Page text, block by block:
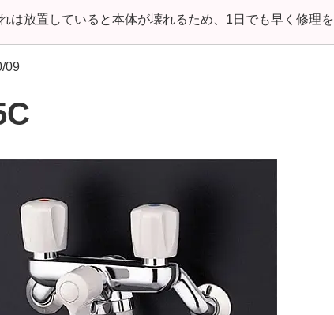
は放置していると本体が壊れるため、1日でも早く修理を
09